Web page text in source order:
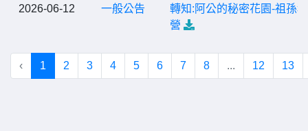
2026-06-12 一般公告
轉知:阿公的秘密花園-祖孫
營
‹ 1 2 3 4 5 6 7 8 ... 12 13